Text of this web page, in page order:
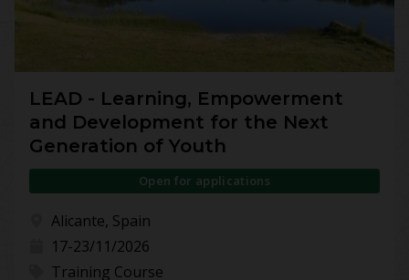
LEAD - Learning, Empowerment
and Development for the Next
Generation of Youth
Open for applications
Alicante, Spain
17-23/11/2026
Training Course